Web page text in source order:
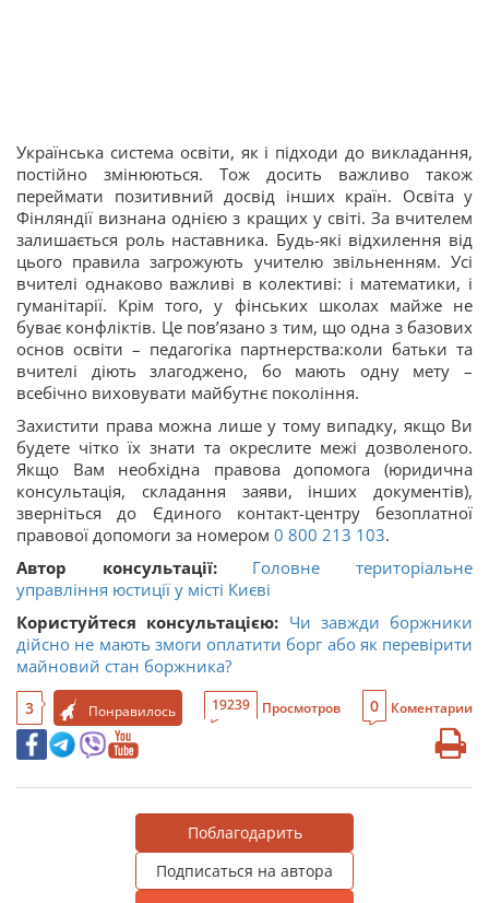
Українська система освіти, як і підходи до викладання,
постійно змінюються. Тож досить важливо також
переймати позитивний досвід інших країн. Освіта у
Фінляндії визнана однією з кращих у світі. За вчителем
залишається роль наставника. Будь-які відхилення від
цього правила загрожують учителю звільненням. Усі
вчителі однаково важливі в колективі: і математики, і
гуманітарії. Крім того, у фінських школах майже не
буває конфліктів. Це пов’язано з тим, що одна з базових
основ освіти – педагогіка партнерства:коли батьки та
вчителі діють злагоджено, бо мають одну мету –
всебічно виховувати майбутнє покоління.
Захистити права можна лише у тому випадку, якщо Ви
будете чітко їх знати та окреслите межі дозволеного.
Якщо Вам необхідна правова допомога (юридична
консультація, складання заяви, інших документів),
зверніться до Єдиного контакт-центру безоплатної
правової допомоги за номером 0 800 213 103.
Автор консультації:
Головне територіальне
управління юстиції у місті Києві
Користуйтеся консультацією: Чи завжди боржники
дійсно не мають змоги оплатити борг або як перевірити
майновий стан боржника?
3 Понравилось 19239 Просмотров 0 Коментарии
Поблагодарить
Подписаться на автора